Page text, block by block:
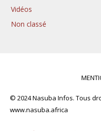
Vidéos
Non classé
© 2024 Nasuba Infos. Tous
www.nasuba.africa